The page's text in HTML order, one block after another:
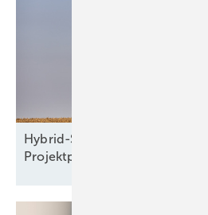
Hybrid-Seminar:
Projektprüfung